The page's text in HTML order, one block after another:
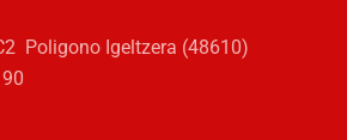
Poligono Igeltzera (48610)